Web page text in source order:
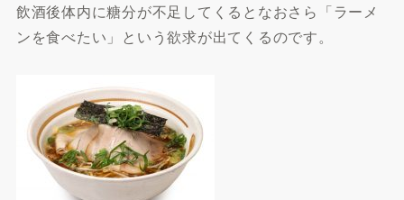
飲酒後体内に糖分が不足してくるとなおさら「ラーメ
ンを食べたい」という欲求が出てくるのです。